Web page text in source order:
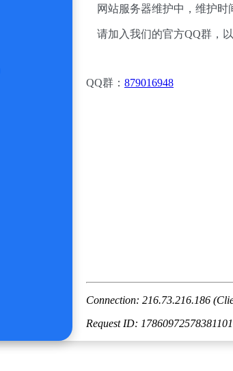
网站服务器维护中，维护时
请加入我们的官方QQ群，
QQ群： 879016948
Connection: 216.73.216.186
Request ID: